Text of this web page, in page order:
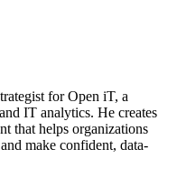
for Open iT, a
IT analytics. He creates
that helps organizations
make confident, data-